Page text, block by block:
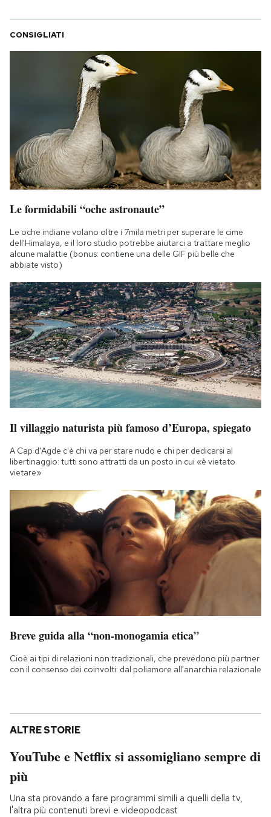
CONSIGLIATI
Le formidabili “oche astronaute”
Le oche indiane volano oltre i 7mila metri per superare le cime
dell'Himalaya, e il loro studio potrebbe aiutarci a trattare meglio
alcune malattie (bonus: contiene una delle GIF più belle che
abbiate visto)
Il villaggio naturista più famoso d’Europa, spiegato
A Cap d'Agde c'è chi va per stare nudo e chi per dedicarsi al
libertinaggio: tutti sono attratti da un posto in cui «è vietato
vietare»
Breve guida alla “non-monogamia etica”
Cioè ai tipi di relazioni non tradizionali, che prevedono più partner
con il consenso dei coinvolti: dal poliamore all'anarchia relazionale
ALTRE STORIE
YouTube e Netflix si assomigliano sempre di
più
Una sta provando a fare programmi simili a quelli della tv,
l'altra più contenuti brevi e videopodcast